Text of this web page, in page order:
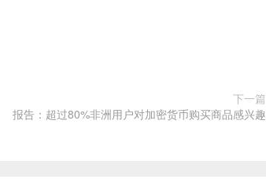
下一篇
报告：超过80%非洲用户对加密货币购买商品感兴趣